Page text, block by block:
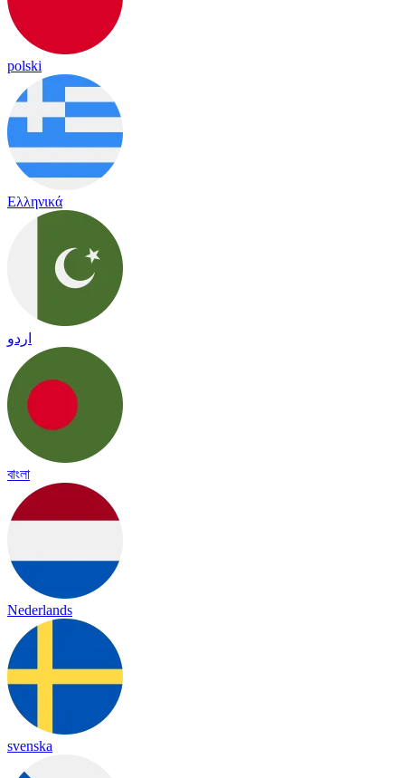
polski
Ελληνικά
اردو
বাংলা
Nederlands
svenska